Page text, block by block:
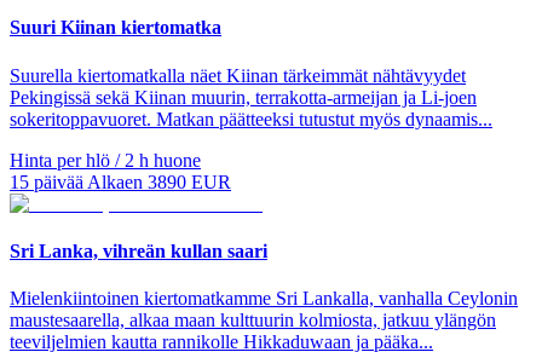
Suuri Kiinan kiertomatka
Suurella kiertomatkalla näet Kiinan tärkeimmät nähtävyydet
Pekingissä sekä Kiinan muurin, terrakotta-armeijan ja Li-joen
sokeritoppavuoret. Matkan päätteeksi tutustut myös dynaamis...
Hinta per hlö / 2 h huone
15 päivää Alkaen 3890 EUR
Sri Lanka, vihreän kullan saari
Mielenkiintoinen kiertomatkamme Sri Lankalla, vanhalla Ceylonin
maustesaarella, alkaa maan kulttuurin kolmiosta, jatkuu ylängön
teeviljelmien kautta rannikolle Hikkaduwaan ja pääka...